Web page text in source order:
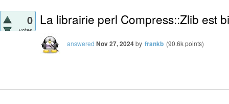
0
votes
La librairie perl Compress::Zlib est
answered Nov 27, 2024by frankb (90.6kpoints)